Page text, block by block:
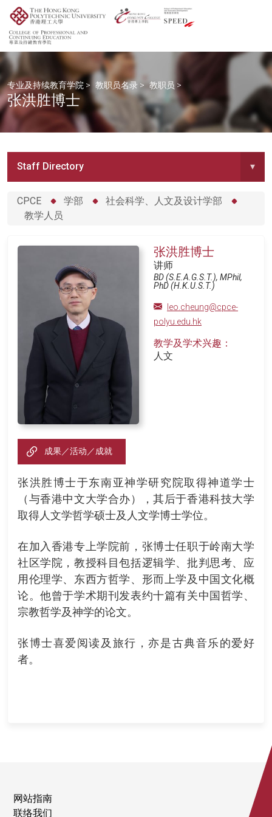
专业及持续教育学院 > 教职员名录 > 教职员 >
张洪胜博士
Staff Directory ▾
CPCE 学部
社会科学、人文及设计学部
教学人员
张洪胜博士
讲师
BD (S.E.A.G.S.T.), MPhil,
PhD (H.K.U.S.T.)
leo.cheung@cpce-
polyu.edu.hk
教学及学术兴趣：
人文
成果／活动／成就
张洪胜博士于东南亚神学研究院取得神道学士
（与香港中文大学合办），其后于香港科技大学
取得人文学哲学硕士及人文学博士学位。
在加入香港专上学院前，张博士任职于岭南大学
社区学院，教授科目包括逻辑学、批判思考、应
用伦理学、东西方哲学、形而上学及中国文化概
论。他曾于学术期刊发表约十篇有关中国哲学、
宗教哲学及神学的论文。
张博士喜爱阅读及旅行，亦是古典音乐的爱好
者。
网站指南
联络我们